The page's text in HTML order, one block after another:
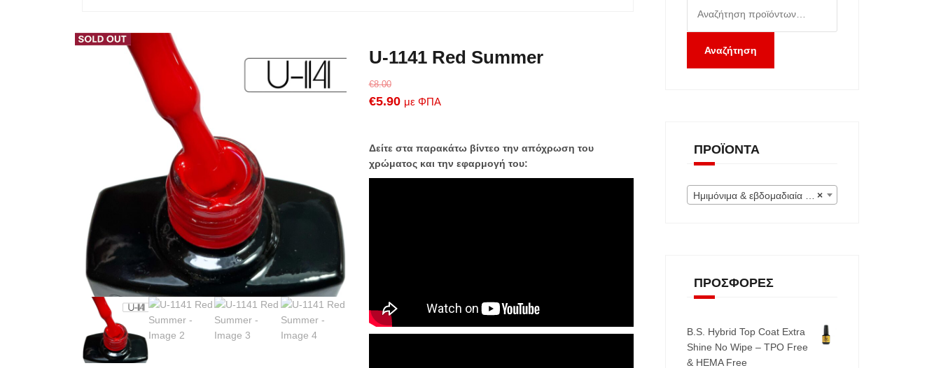
U-1141 Red Summer
€8.00
Original
€8.00.
€5.90Η
είναι:
€5.90.
με ΦΠΑ
Δείτε στα παρακάτω βίντεο την απόχρωση του
χρώματος και την εφαρμογή του:
για:
Αναζήτηση
ΠΡΟΪΌΝΤΑ
×
Ημιμόνιμα & εβδομαδιαία (Εκτός) (0)
ΠΡΟΣΦΟΡΈΣ
B.S. Hybrid Top Coat Extra
Shine No Wipe – TPO Free
& HEMA Free